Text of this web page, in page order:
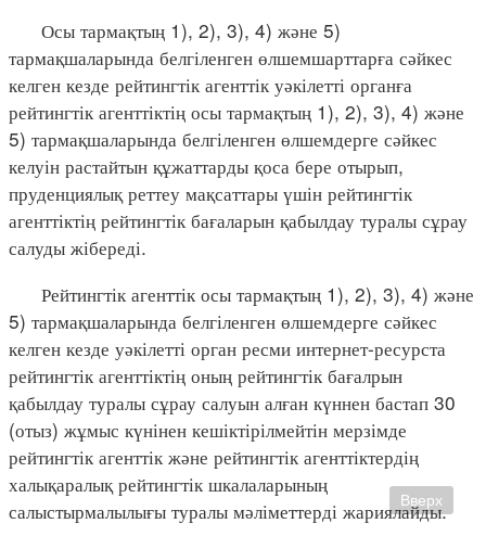
Осы тармақтың 1), 2), 3), 4) және 5)
тармақшаларында белгіленген өлшемшарттарға сәйкес
келген кезде рейтингтік агенттік уәкілетті органға
рейтингтік агенттіктің осы тармақтың 1), 2), 3), 4) және
5) тармақшаларында белгіленген өлшемдерге сәйкес
келуін растайтын құжаттарды қоса бере отырып,
пруденциялық реттеу мақсаттары үшін рейтингтік
агенттіктің рейтингтік бағаларын қабылдау туралы сұрау
салуды жібереді.
Рейтингтік агенттік осы тармақтың 1), 2), 3), 4) және
5) тармақшаларында белгіленген өлшемдерге сәйкес
келген кезде уәкілетті орган ресми интернет-ресурста
рейтингтік агенттіктің оның рейтингтік бағалрын
қабылдау туралы сұрау салуын алған күннен бастап 30
(отыз) жұмыс күнінен кешіктірілмейтін мерзімде
рейтингтік агенттік және рейтингтік агенттіктердің
халықаралық рейтингтік шкалаларының
салыстырмалылығы туралы мәліметтерді жариялайды.
Вверх